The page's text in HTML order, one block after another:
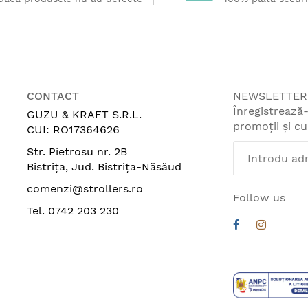
si spate asigura o deplasare lina pe asfalt, pietris
UPF50+, protejand copilul de soare, vant si ploaie.
CONTACT
GUZU & KRAFT S.R.L.
CUI: RO17364626
Str. Pietrosu nr. 2B
Bistrița, Jud. Bistrița-Năsăud
comenzi@strollers.ro
Tel. 0742 203 230
NEWSLETTER
promoții și
Follow us